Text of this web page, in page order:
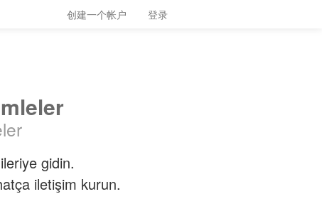
创建一个帐户 登录
gidin.
iletişim kurun.